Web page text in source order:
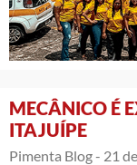
MECÂNICO É
ITAJUÍPE
Pimenta Blog - 21